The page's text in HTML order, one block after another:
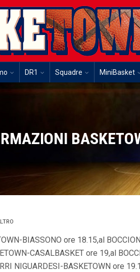
DR1 Squadre MiniBasket
BIASSONO ore 18.15,al
CASALBASKET ore 19,al
NIGUARDESI-BASKETOWN ore